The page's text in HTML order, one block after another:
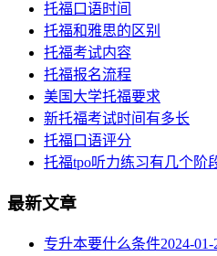
托福口语时间
托福和雅思的区别
托福考试内容
托福报名流程
美国大学托福要求
新托福考试时间有多长
托福口语评分
托福tpo听力练习有几个阶
最新文章
专升本要什么条件2024-01-